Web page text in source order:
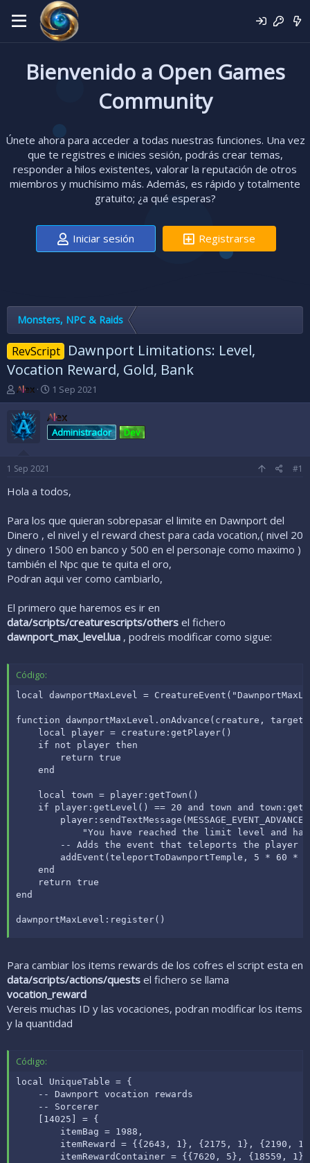
Bienvenido a Open Games
Community
Únete ahora para acceder a todas nuestras funciones. Una vez
que te registres e inicies sesión, podrás crear temas,
responder a hilos existentes, valorar la reputación de otros
miembros y muchísimo más. Además, es rápido y totalmente
gratuito; ¿a qué esperas?
Iniciar sesión Registrarse
Monsters, NPC & Raids
RevScript
Dawnport Limitations: Level,
Vocation Reward, Gold, Bank
A
u
t
o
r
e
l
t
a
Alex
F
e
c
h
a
n
i
o
1 Sep 2021
Alex
Administrador Dev
1 Sep 2021 #1
Hola a todos,
Para los que quieran sobrepasar el limite en Dawnport del
Dinero , el nivel y el reward chest para cada vocation,( nivel 20
y dinero 1500 en banco y 500 en el personaje como maximo )
también el Npc que te quita el oro,
Podran aqui ver como cambiarlo,
El primero que haremos es ir en
data/scripts/creaturescripts/others el fichero
dawnport_max_level.lua , podreis modificar como sigue:
Código:
local dawnportMaxLevel =
function dawnportMaxLevel.onAdvance(creature, target)
    local player = creature:getPlayer()
    if not player then
        return true
    end
    local town = player:getTown()
if player:getLevel() == 20 and town and
        player:sendTextMessage(MESSAGE_EVENT_ADVANCE,
"You have reached the limit level and
-- Adds the event that teleports the player
addEvent(teleportToDawnportTemple, 5 * 60 *
    end
    return true
end
dawnportMaxLevel:register()
Para cambiar los items rewards de los cofres el script esta en
data/scripts/actions/quests el fichero se llama
vocation_reward
Vereis muchas ID y las vocaciones, podran modificar los items
y la quantidad
Código:
local UniqueTable = {
    -- Dawnport vocation rewards
    -- Sorcerer
    [14025] = {
        itemBag = 1988,
itemReward = {{2643, 1}, {2175, 1}, {2190,
itemRewardContainer = {{7620, 5}, {18559,